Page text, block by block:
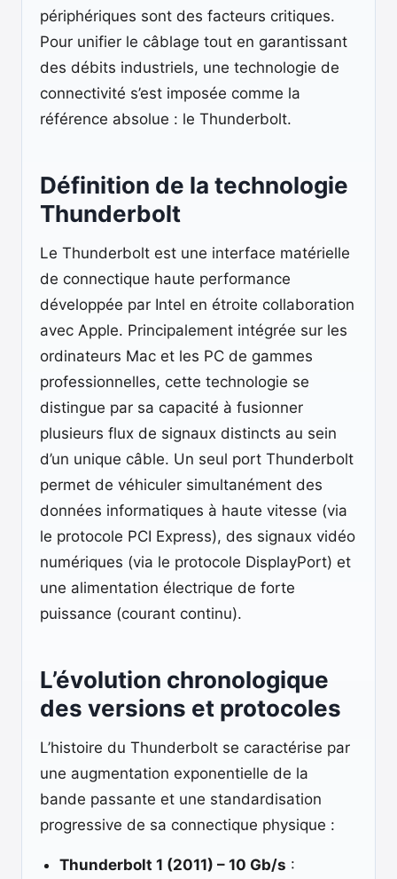
périphériques sont des facteurs critiques.
Pour unifier le câblage tout en garantissant
des débits industriels, une technologie de
connectivité s’est imposée comme la
référence absolue : le Thunderbolt.
Définition de la technologie
Thunderbolt
Le Thunderbolt est une interface matérielle
de connectique haute performance
développée par Intel en étroite collaboration
avec Apple. Principalement intégrée sur les
ordinateurs Mac et les PC de gammes
professionnelles, cette technologie se
distingue par sa capacité à fusionner
plusieurs flux de signaux distincts au sein
d’un unique câble. Un seul port Thunderbolt
permet de véhiculer simultanément des
données informatiques à haute vitesse (via
le protocole PCI Express), des signaux vidéo
numériques (via le protocole DisplayPort) et
une alimentation électrique de forte
puissance (courant continu).
L’évolution chronologique
des versions et protocoles
L’histoire du Thunderbolt se caractérise par
une augmentation exponentielle de la
bande passante et une standardisation
progressive de sa connectique physique :
Thunderbolt 1 (2011) – 10 Gb/s :